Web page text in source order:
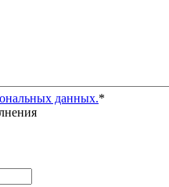
данных.*